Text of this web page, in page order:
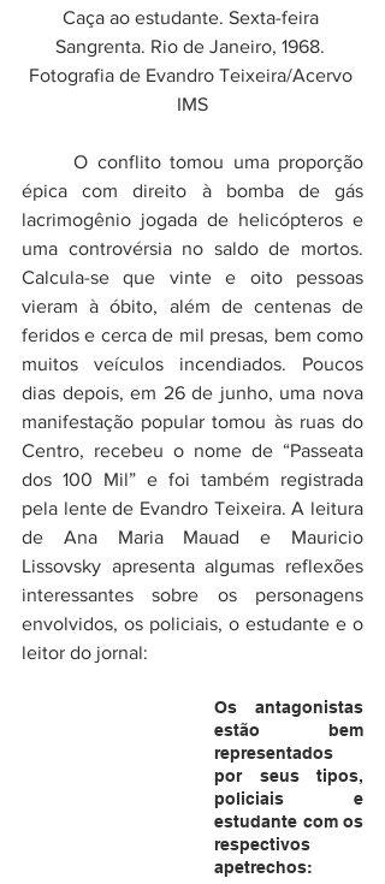
Caça ao estudante. Sexta-feira
Sangrenta. Rio de Janeiro, 1968.
Fotografia de Evandro Teixeira/Acervo
IMS
O conflito tomou uma proporção
épica com direito à bomba de gás
lacrimogênio jogada de helicópteros e
uma controvérsia no saldo de mortos.
Calcula-se que vinte e oito pessoas
vieram à óbito, além de centenas de
feridos e cerca de mil presas, bem como
muitos veículos incendiados. Poucos
dias depois, em 26 de junho, uma nova
manifestação popular tomou às ruas do
Centro, recebeu o nome de “Passeata
dos 100 Mil” e foi também registrada
pela lente de Evandro Teixeira. A leitura
de Ana Maria Mauad e Mauricio
Lissovsky apresenta algumas reflexões
interessantes sobre os personagens
envolvidos, os policiais, o estudante e o
leitor do jornal:
Os antagonistas
estão bem
representados
por seus tipos,
policiais e
estudante com os
respectivos
apetrechos: